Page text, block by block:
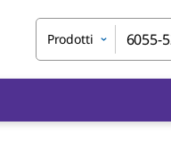
Prodotti